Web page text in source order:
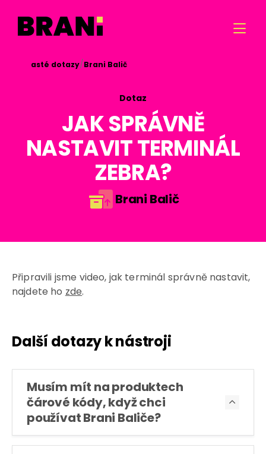

Časté dotazy/Brani Balič
Dotaz
JAK SPRÁVNĚ
NASTAVIT TERMINÁL
ZEBRA?
Brani Balič
Připravili jsme video, jak terminál správně nastavit,
najdete ho zde.
Další dotazy k nástroji
Musím mít na produktech
čárové kódy, když chci
používat Brani Baliče?
